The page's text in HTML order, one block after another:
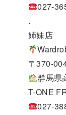
027-
.
姉妹店
〒370-
群馬県
T-ONE
027-